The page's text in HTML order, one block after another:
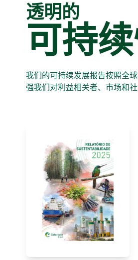
透明的
可持
我们的可持续发展报告按照全
强我们对利益相关者、市场和